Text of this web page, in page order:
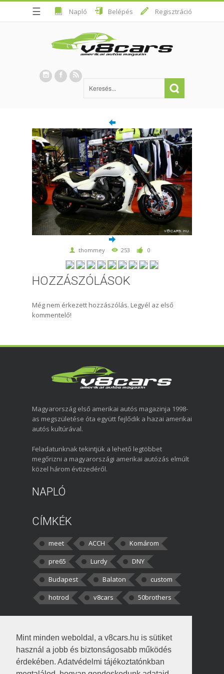
Mint minden weboldal, a v8cars.hu is sütiket
használ a jobb és biztonságosabb működés
érdekében. Adatvédelmi tájékoztatónkban
☰ Napló Belépés Regisztráció
thommey 253 0
HOZZÁSZÓLÁSOK
Még nem érkezett hozzászólás. Legyél az első
kommentelő!
Magyarország első amerikai autós magazinja 1998-
as megszületése óta együtt fejlődik a hazai amerikai
autós kultúrával.
Feladatunknak tekintjük a lehető legtöbbet
megőrizni a magyarországi amerikai autózás elmúlt
közel három évtizedéről.
NAPLÓ
CÍMKÉK
meet ACCH
Komárom
pre65
Lurdy
DNY
Budapest
Balaton
custom
hotrod
v8cars 50brothers
kortisz:Elszúrtam! Én csak két
darabbaal számoltam. Nem tudtam, hogy fél autót,